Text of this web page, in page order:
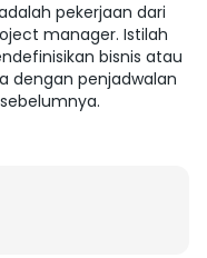
pekerjaan dari
manager. Istilah
bisnis atau
dengan penjadwalan